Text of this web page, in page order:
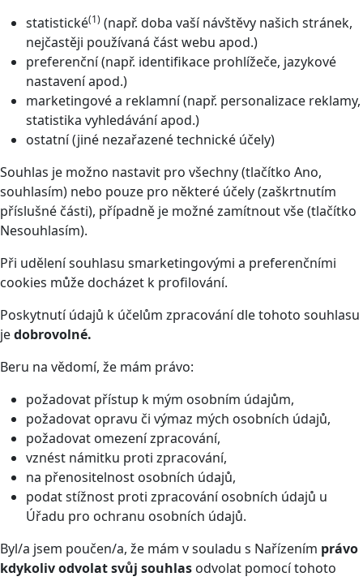
statistické(1) (např. doba vaší návštěvy našich stránek,
nejčastěji používaná část webu apod.)
preferenční (např. identifikace prohlížeče, jazykové
nastavení apod.)
marketingové a reklamní (např. personalizace reklamy,
statistika vyhledávání apod.)
ostatní (jiné nezařazené technické účely)
Souhlas je možno nastavit pro všechny (tlačítko Ano,
souhlasím) nebo pouze pro některé účely (zaškrtnutím
příslušné části), případně je možné zamítnout vše (tlačítko
Nesouhlasím).
Při udělení souhlasu smarketingovými a preferenčními
cookies může docházet k profilování.
Poskytnutí údajů k účelům zpracování dle tohoto souhlasu
jedobrovolné.
Beru na vědomí, že mám právo:
požadovat přístup k mým osobním údajům,
požadovat opravu či výmaz mých osobních údajů,
požadovat omezení zpracování,
vznést námitku proti zpracování,
na přenositelnost osobních údajů,
podat stížnost proti zpracování osobních údajů u
Úřadu pro ochranu osobních údajů.
Byl/a jsem poučen/a, že mám v souladu s Nařízením právo
kdykoliv odvolat svůj souhlas odvolat pomocí tohoto